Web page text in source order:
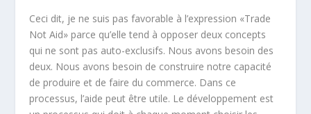
Ceci dit, je ne suis pas favorable à l’expression «Trade
Not Aid» parce qu’elle tend à opposer deux concepts
qui ne sont pas auto-exclusifs. Nous avons besoin des
deux. Nous avons besoin de construire notre capacité
de produire et de faire du commerce. Dans ce
processus, l’aide peut être utile. Le développement est